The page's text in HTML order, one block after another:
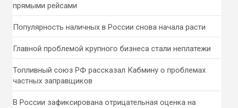
прямыми рейсами
Популярность наличных в России снова начала расти
Главной проблемой крупного бизнеса стали неплатежи
Топливный союз РФ рассказал Кабмину о проблемах
частных заправщиков
В России зафиксирована отрицательная оценка на